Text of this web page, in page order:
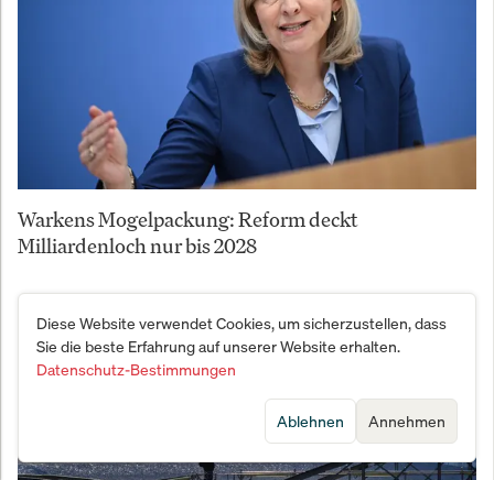
Warkens Mogelpackung: Reform deckt
Milliardenloch nur bis 2028
Diese Website verwendet Cookies, um sicherzustellen, dass
Sie die beste Erfahrung auf unserer Website erhalten.
Datenschutz-Bestimmungen
Annehmen
Ablehnen